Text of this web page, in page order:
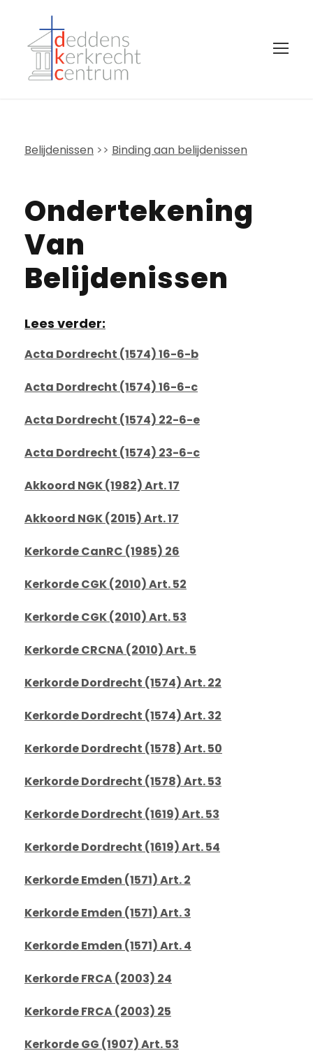
Belijdenissen >> Binding aan belijdenissen
Ondertekening
Van
Belijdenissen
Lees verder:
Acta Dordrecht (1574) 16-6-b
Acta Dordrecht (1574) 16-6-c
Acta Dordrecht (1574) 22-6-e
Acta Dordrecht (1574) 23-6-c
Akkoord NGK (1982) Art. 17
Akkoord NGK (2015) Art. 17
Kerkorde CanRC (1985) 26
Kerkorde CGK (2010) Art. 52
Kerkorde CGK (2010) Art. 53
Kerkorde CRCNA (2010) Art. 5
Kerkorde Dordrecht (1574) Art. 22
Kerkorde Dordrecht (1574) Art. 32
Kerkorde Dordrecht (1578) Art. 50
Kerkorde Dordrecht (1578) Art. 53
Kerkorde Dordrecht (1619) Art. 53
Kerkorde Dordrecht (1619) Art. 54
Kerkorde Emden (1571) Art. 2
Kerkorde Emden (1571) Art. 3
Kerkorde Emden (1571) Art. 4
Kerkorde FRCA (2003) 24
Kerkorde FRCA (2003) 25
Kerkorde GG (1907) Art. 53